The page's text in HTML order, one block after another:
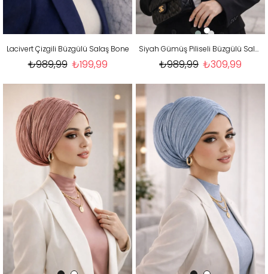
Lacivert Çizgili Büzgülü Salaş Bone
₺199,99
₺989,99
Siyah Gümüş Piliseli Büzgülü Salaş Bone
₺309,99
₺989,99